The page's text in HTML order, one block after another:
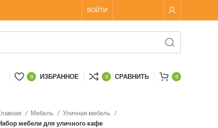
ВОЙТИ
0 ИЗБРАННОЕ 0 СРАВНИТЬ 0
Мебель
Уличная мебель
мебели для уличного кафе